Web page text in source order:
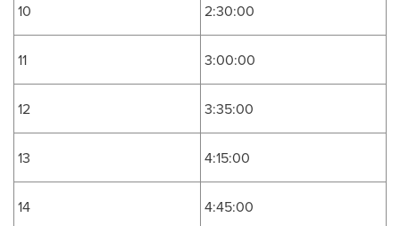
10 2:30:00
11 3:00:00
12 3:35:00
13 4:15:00
14 4:45:00